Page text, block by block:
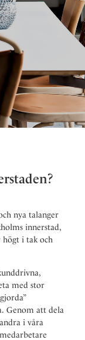
nya talanger
innerstad,
i tak och
med stor
Genom att dela
i våra